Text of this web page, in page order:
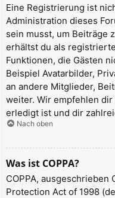
Eine Registrierung ist
Administration dieses
sein musst, um Beiträge
erhältst du als
Funktionen, die Gästen
Beispiel Avatarbilder,
an andere Mitglieder,
weiter. Wir empfehlen
erledigt ist und dir
Nach oben
Was ist COPPA?
COPPA, ausgeschrieben
Protection Act of 1998